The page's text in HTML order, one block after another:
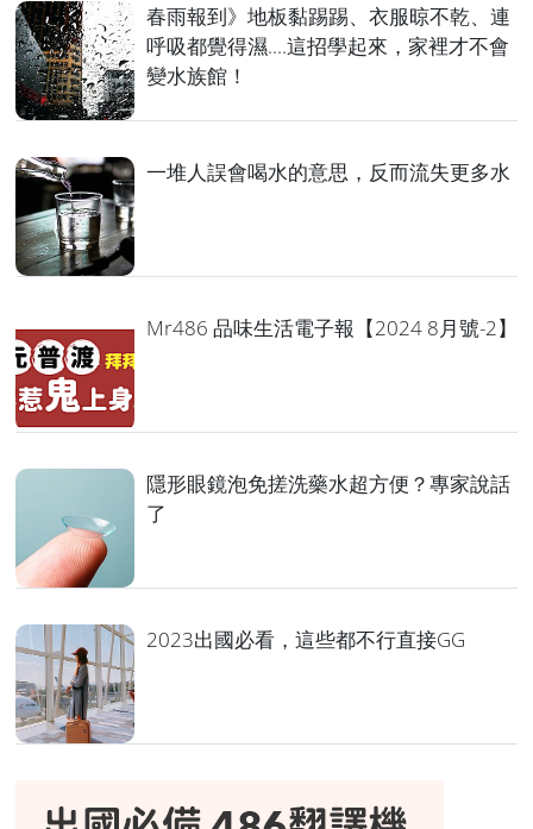
春雨報到》地板黏踢踢、衣服晾不乾、連
呼吸都覺得濕....這招學起來，家裡才不會
變水族館！
一堆人誤會喝水的意思，反而流失更多水
Mr486 品味生活電子報【2024 8月號-2】
隱形眼鏡泡免搓洗藥水超方便？專家說話
了
2023出國必看，這些都不行直接GG